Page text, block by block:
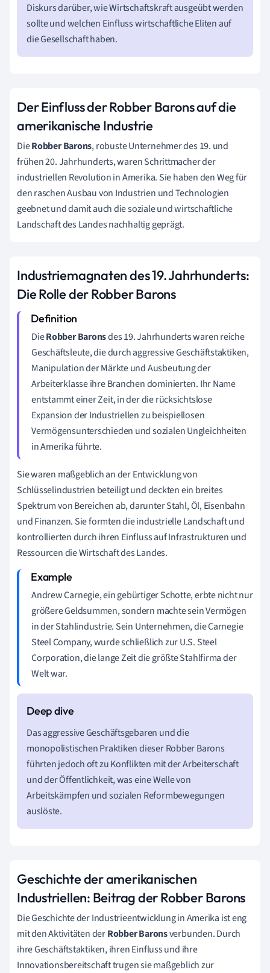
Diskurs darüber, wie Wirtschaftskraft ausgeübt werden
sollte und welchen Einfluss wirtschaftliche Eliten auf
die Gesellschaft haben.
Der Einfluss der Robber Barons auf die
amerikanische Industrie
DieRobber Barons, robuste Unternehmer des 19. und
frühen 20. Jahrhunderts, waren Schrittmacher der
industriellen Revolution in Amerika. Sie haben den Weg für
den raschen Ausbau von Industrien und Technologien
geebnet und damit auch die soziale und wirtschaftliche
Landschaft des Landes nachhaltig geprägt.
Industriemagnaten des 19. Jahrhunderts:
Die Rolle der Robber Barons
DieRobber Baronsdes 19. Jahrhunderts waren reiche
Geschäftsleute, die durch aggressive Geschäftstaktiken,
Manipulation der Märkte und Ausbeutung der
Arbeiterklasse ihre Branchen dominierten. Ihr Name
entstammt einer Zeit, in der die rücksichtslose
Expansion der Industriellen zu beispiellosen
Vermögensunterschieden und sozialen Ungleichheiten
in Amerika führte.
Sie waren maßgeblich an der Entwicklung von
Schlüsselindustrien beteiligt und deckten ein breites
Spektrum von Bereichen ab, darunter Stahl, Öl, Eisenbahn
und Finanzen. Sie formten die industrielle Landschaft und
kontrollierten durch ihren Einfluss auf Infrastrukturen und
Ressourcen die Wirtschaft des Landes.
Andrew Carnegie, ein gebürtiger Schotte, erbte nicht nur
größere Geldsummen, sondern machte sein Vermögen
in der Stahlindustrie. Sein Unternehmen, die Carnegie
Steel Company, wurde schließlich zur U.S. Steel
Corporation, die lange Zeit die größte Stahlfirma der
Welt war.
Das aggressive Geschäftsgebaren und die
monopolistischen Praktiken dieser Robber Barons
führten jedoch oft zu Konflikten mit der Arbeiterschaft
und der Öffentlichkeit, was eine Welle von
Arbeitskämpfen und sozialen Reformbewegungen
auslöste.
Geschichte der amerikanischen
Industriellen: Beitrag der Robber Barons
Die Geschichte der Industrieentwicklung in Amerika ist eng
mit den Aktivitäten derRobber Baronsverbunden. Durch
ihre Geschäftstaktiken, ihren Einfluss und ihre
Innovationsbereitschaft trugen sie maßgeblich zur